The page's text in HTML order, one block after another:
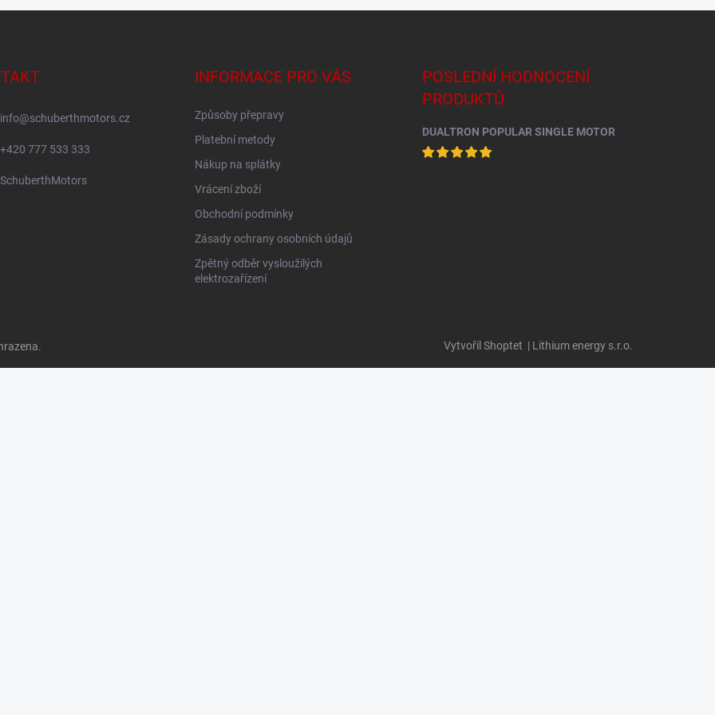
info@schuberthmotors.cz
+420 777 533 333
SchuberthMotors
INFORMACE PRO VÁS
Způsoby přepravy
Platební metody
Nákup na splátky
Vrácení zboží
Obchodní podmínky
Zásady ochrany osobních údajů
Zpětný odběr vysloužilých
elektrozařízení
POSLEDNÍ HODNOCENÍ
PRODUKTŮ
DUALTRON POPULAR SINGLE MOTOR
Vytvořil Shoptet | Lithium energy s.r.o.